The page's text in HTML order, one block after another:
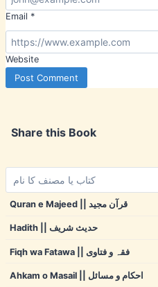
Email *
Website
Share this Book
Quran e Majeed || قرآن مجید
Hadith || حدیث شریف
Fiqh wa Fatawa || فقہ و فتاوی
Ahkam o Masail || احکام و مسائل